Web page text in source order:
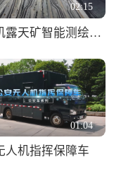
02:15
无人机露天矿智能测绘解决方案
01:04
人机指挥保障车